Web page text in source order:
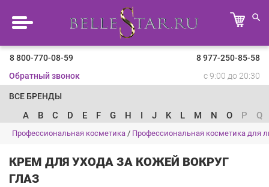
8 800-770-08-59
8 977-250-85-58
Обратный звонок
с 9:00 до 20:30
ВСЕ БРЕНДЫ
A B C D E F G H I J K L M N O P Q
Профессиональная косметика / Профессиональная косметика для
КРЕМ ДЛЯ УХОДА ЗА КОЖЕЙ ВОКРУГ
ГЛАЗ